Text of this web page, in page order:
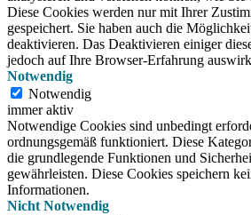
Diese Cookies werden nur mit Ihrer
gespeichert. Sie haben auch die
deaktivieren. Das Deaktivieren einiger
jedoch auf Ihre Browser-Erfahrung
Notwendig
Notwendig
immer aktiv
Notwendige Cookies sind unbedingt
ordnungsgemäß funktioniert. Diese
die grundlegende Funktionen und
gewährleisten. Diese Cookies speichern
Informationen.
Nicht Notwendig